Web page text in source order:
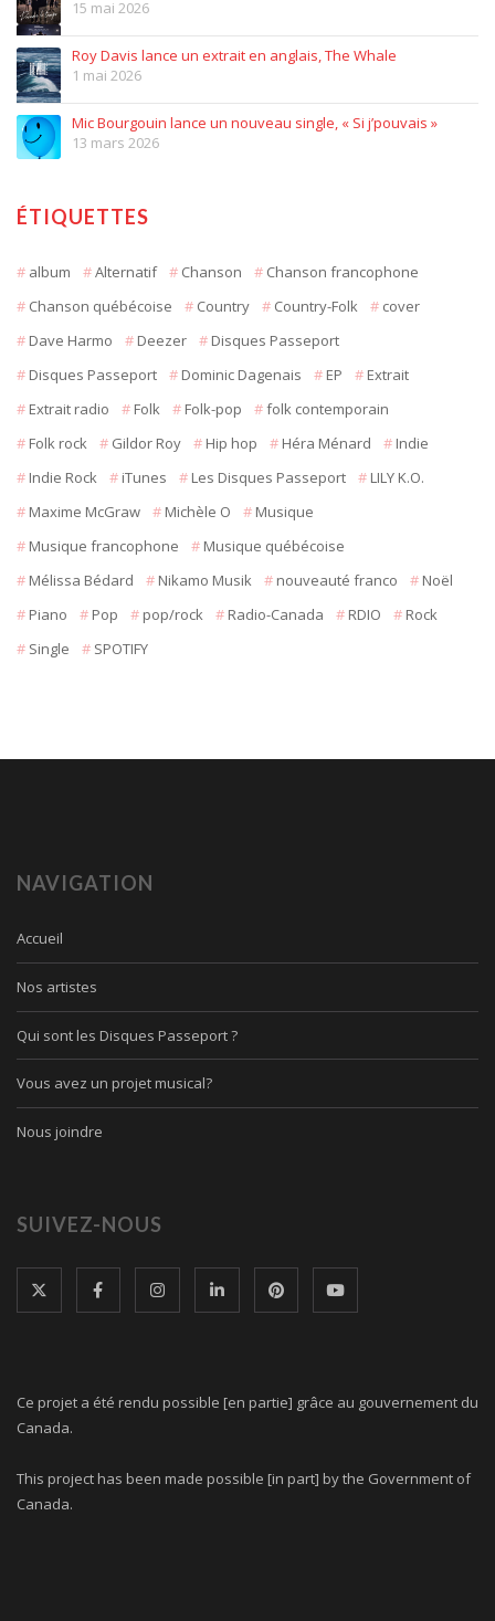
15 mai 2026
Roy Davis lance un extrait en anglais, The Whale
1 mai 2026
Mic Bourgouin lance un nouveau single, « Si j’pouvais »
13 mars 2026
ÉTIQUETTES
album Alternatif Chanson
Chanson francophone
Chanson québécoise
Country Country-Folk
cover
Dave Harmo
Deezer
Disques Passeport
Disques Passeport
Dominic Dagenais EP
Extrait
Extrait radio
Folk Folk-pop
folk contemporain
Folk rock
Gildor Roy Hip hop Héra Ménard
Indie
Indie Rock
iTunes Les Disques Passeport
LILY K.O.
Maxime McGraw
Michèle O
Musique
Musique francophone
Musique québécoise
Mélissa Bédard
Nikamo Musik nouveauté franco
Noël
Piano
Pop pop/rock Radio-Canada RDIO
Rock
Single
SPOTIFY
NAVIGATION
Accueil
Nos artistes
Qui sont les Disques Passeport ?
Vous avez un projet musical?
Nous joindre
SUIVEZ-NOUS
Ce projet a été rendu possible [en partie] grâce au gouvernement du
Canada.
This project has been made possible [in part] by the Government of
Canada.